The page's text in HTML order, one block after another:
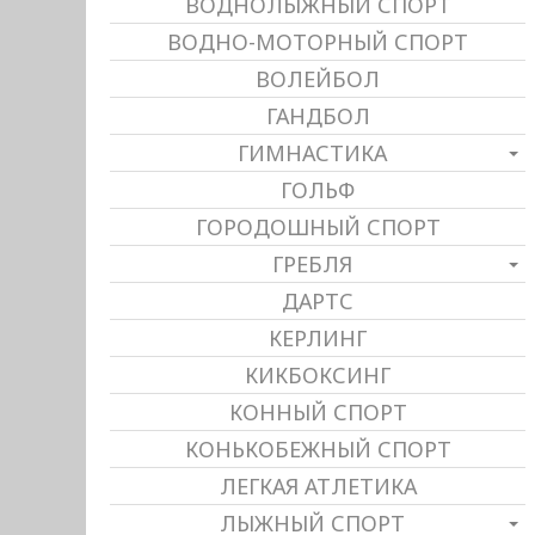
ВОДНО-МОТОРНЫЙ СПОРТ
ВОЛЕЙБОЛ
ГАНДБОЛ
ГИМНАСТИКА
ГОЛЬФ
ГОРОДОШНЫЙ СПОРТ
ГРЕБЛЯ
ДАРТС
КЕРЛИНГ
КИКБОКСИНГ
КОННЫЙ СПОРТ
КОНЬКОБЕЖНЫЙ СПОРТ
ЛЕГКАЯ АТЛЕТИКА
ЛЫЖНЫЙ СПОРТ